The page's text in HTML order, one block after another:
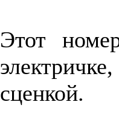
Этот
сценкой.